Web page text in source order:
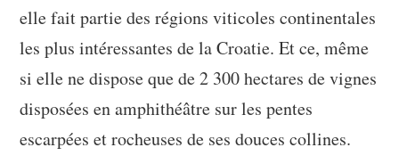
elle fait partie des régions viticoles continentales
les plus intéressantes de la Croatie. Et ce, même
si elle ne dispose que de 2 300 hectares de vignes
disposées en amphithéâtre sur les pentes
escarpées et rocheuses de ses douces collines.